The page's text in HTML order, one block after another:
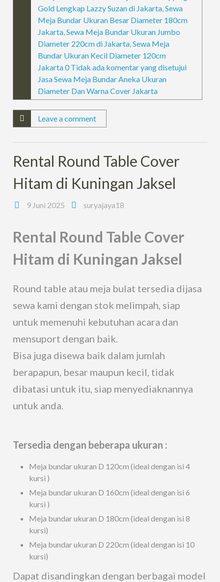
Gold Lengkap Lazzy Suzan di Jakarta,Sewa
Meja Bundar Ukuran Besar Diameter 180cm
Jakarta,Sewa Meja Bundar Ukuran Jumbo
Diameter 220cm di Jakarta,Sewa Meja
Bundar Ukuran Kecil Diameter 120cm
Jakarta 0 Tidak ada komentar yang disetujui
Jasa Sewa Meja Bundar Aneka Ukuran
Diameter Dan Warna Cover Jakarta
Leave a comment
Rental Round Table Cover
Hitam di Kuningan Jaksel
9 Juni 2025 suryajaya18
Rental Round Table Cover
Hitam di Kuningan Jaksel
Round table atau meja bulat tersedia dijasa
sewa kami dengan stok melimpah, siap
untuk memenuhi kebutuhan acara dan
mensuport dengan baik.
Bisa juga disewa baik dalam jumlah
berapapun, besar maupun kecil, tidak
dibatasi untuk itu, siap menyediaknannya
untuk anda.
Tersedia dengan beberapa ukuran :
Meja bundar ukuran D 120cm (ideal dengan isi 4
kursi )
Meja bundar ukuran D 160cm (ideal dengan isi 6
kursi )
Meja bundar ukuran D 180cm (ideal dengan isi 8
kursi)
Meja bundar ukuran D 220cm (ideal dengan isi 10
kursi)
Dapat disandingkan dengan berbagai model